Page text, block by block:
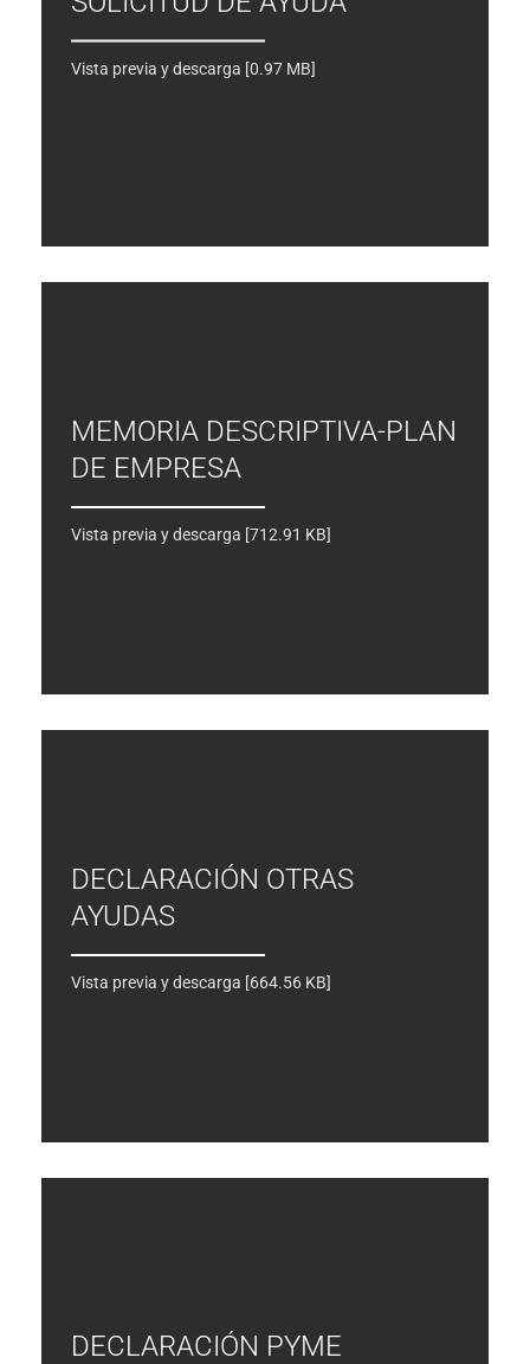
Vista previa y descarga [0.97 MB]
MEMORIA DESCRIPTIVA-PLAN
DE EMPRESA
Vista previa y descarga [712.91 KB]
DECLARACIÓN OTRAS
AYUDAS
Vista previa y descarga [664.56 KB]
DECLARACIÓN PYME